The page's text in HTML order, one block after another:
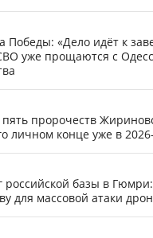
Победы: «Дело идёт к
уже прощаются с
пророчеств
личном конце уже в
российской базы в
для массовой атаки